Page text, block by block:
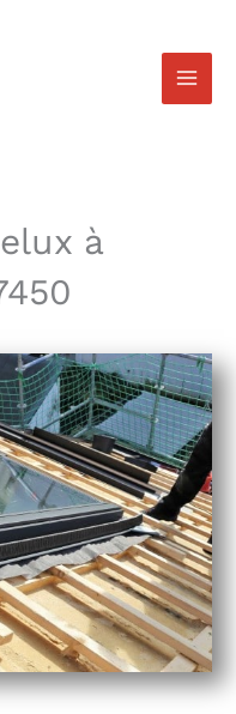
à